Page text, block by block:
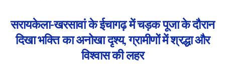
सरायकेला-खरसावां के ईचागढ़ में चड़क पूजा के दौरान
दिखा भक्ति का अनोखा दृश्य, ग्रामीणों में श्रद्धा और
विश्वास की लहर